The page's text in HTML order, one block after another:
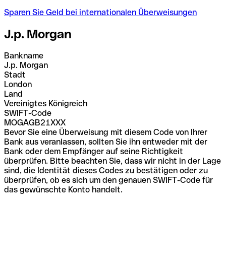
Sparen Sie Geld bei internationalen Überweisungen
J.p. Morgan
Bankname
J.p. Morgan
Stadt
London
Land
Vereinigtes Königreich
SWIFT-Code
MOGAGB21XXX
Bevor Sie eine Überweisung mit diesem Code von Ihrer
Bank aus veranlassen, sollten Sie ihn entweder mit der
Bank oder dem Empfänger auf seine Richtigkeit
überprüfen. Bitte beachten Sie, dass wir nicht in der Lage
sind, die Identität dieses Codes zu bestätigen oder zu
überprüfen, ob es sich um den genauen SWIFT-Code für
das gewünschte Konto handelt.